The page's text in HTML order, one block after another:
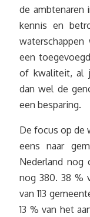
de ambtenaren
kennis en
een
of kwaliteit, al
dan wel de
een besparing.
De focus op de
eens naar
Nederland nog
nog 380. 38 %
van 113
13 % van het